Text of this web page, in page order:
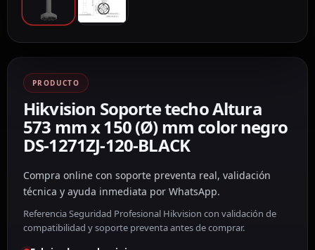
PRODUCTO
Hikvision Soporte techo Altura
573 mm x 150 (Ø) mm color negro
DS-1271ZJ-120-BLACK
Compra online con soporte preventa real, validación
técnica y ayuda inmediata por WhatsApp.
Referencia Seguridad Profesional Hikvision con validación de
compatibilidad y soporte preventa antes de comprar.